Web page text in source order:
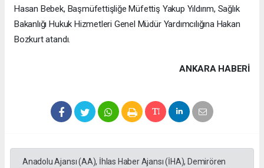
Hasan Bebek, Başmüfettişliğe Müfettiş Yakup Yıldırım, Sağlık
Bakanlığı Hukuk Hizmetleri Genel Müdür Yardımcılığına Hakan
Bozkurt atandı.
ANKARA HABERİ
Anadolu Ajansı (AA), İhlas Haber Ajansı (İHA), Demirören